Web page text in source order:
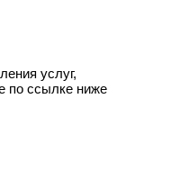
услуг,
по ссылке ниже